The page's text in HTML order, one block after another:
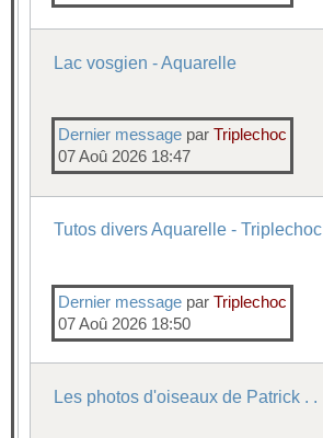
Lac vosgien - Aquarelle
Dernier message parTriplechoc
07 Aoû 2026 18:47
Tutos divers Aquarelle - Triplechoc
Dernier message parTriplechoc
07 Aoû 2026 18:50
Les photos d'oiseaux de Patrick . .